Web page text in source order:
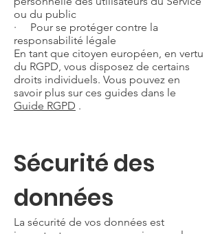
ou du public
· Pour se protéger contre la
responsabilité légale
En tant que citoyen européen, en vertu
du RGPD, vous disposez de certains
droits individuels. Vous pouvez en
savoir plus sur ces guides dans le
Guide RGPD .
Sécurité des
données
La sécurité de vos données est